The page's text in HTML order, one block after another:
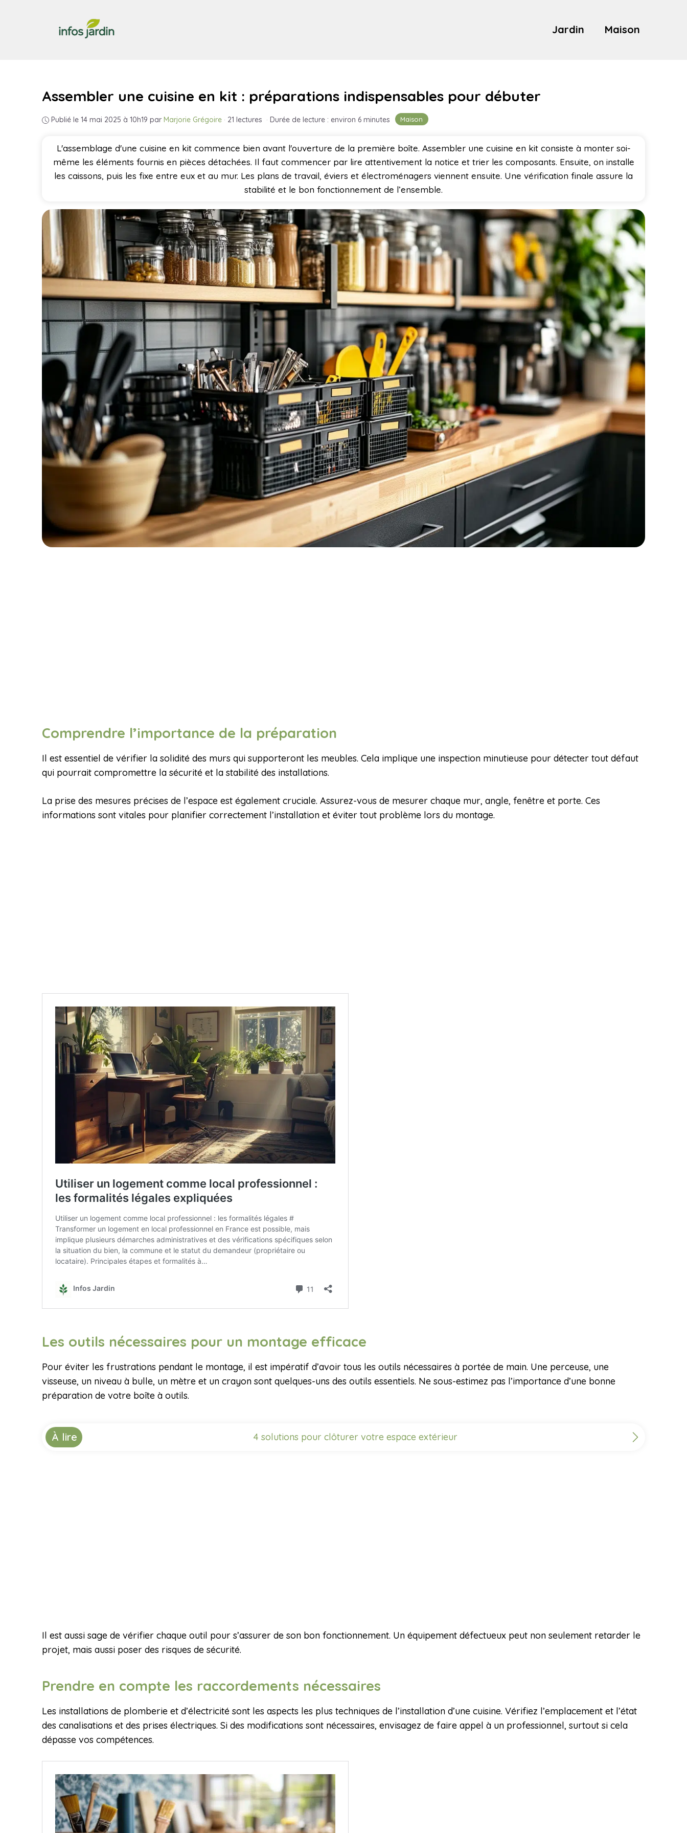
Jardin Maison
Maison
Assembler une cuisine en kit : préparations indispensables pour débuter
Publié le 14 mai 2025 à 10h19 par Marjorie Grégoire · 21 lectures · Durée de lecture : environ 6 minutes
L'assemblage d'une cuisine en kit commence bien avant l'ouverture de la première boîte. Assembler une cuisine en kit consiste à monter soi-
même les éléments fournis en pièces détachées. Il faut commencer par lire attentivement la notice et trier les composants. Ensuite, on installe
les caissons, puis les fixe entre eux et au mur. Les plans de travail, éviers et électroménagers viennent ensuite. Une vérification finale assure la
stabilité et le bon fonctionnement de l’ensemble.
Comprendre l’importance de la préparation
Il est essentiel de vérifier la solidité des murs qui supporteront les meubles. Cela implique une inspection minutieuse pour détecter tout défaut
qui pourrait compromettre la sécurité et la stabilité des installations.
La prise des mesures précises de l’espace est également cruciale. Assurez-vous de mesurer chaque mur, angle, fenêtre et porte. Ces
informations sont vitales pour planifier correctement l’installation et éviter tout problème lors du montage.
Les outils nécessaires pour un montage efficace
Pour éviter les frustrations pendant le montage, il est impératif d’avoir tous les outils nécessaires à portée de main. Une perceuse, une
visseuse, un niveau à bulle, un mètre et un crayon sont quelques-uns des outils essentiels. Ne sous-estimez pas l’importance d’une bonne
préparation de votre boîte à outils.
À lire 4 solutions pour clôturer votre espace extérieur
Il est aussi sage de vérifier chaque outil pour s’assurer de son bon fonctionnement. Un équipement défectueux peut non seulement retarder le
projet, mais aussi poser des risques de sécurité.
Prendre en compte les raccordements nécessaires
Les installations de plomberie et d’électricité sont les aspects les plus techniques de l’installation d’une cuisine. Vérifiez l’emplacement et l’état
des canalisations et des prises électriques. Si des modifications sont nécessaires, envisagez de faire appel à un professionnel, surtout si cela
dépasse vos compétences.